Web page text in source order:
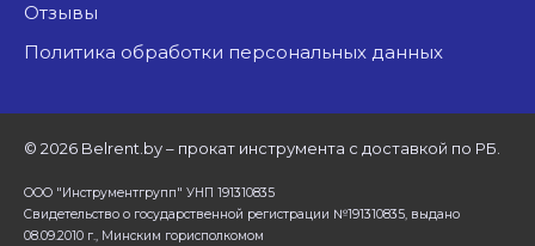
Отзывы
Политика обработки персональных данных
© 2026 Belrent.by – прокат инструмента с доставкой по РБ.
ООО "Инструментгрупп" УНП 191310835
Свидетельство о государственной регистрации №191310835, выдано
08.09.2010 г., Минским горисполкомом